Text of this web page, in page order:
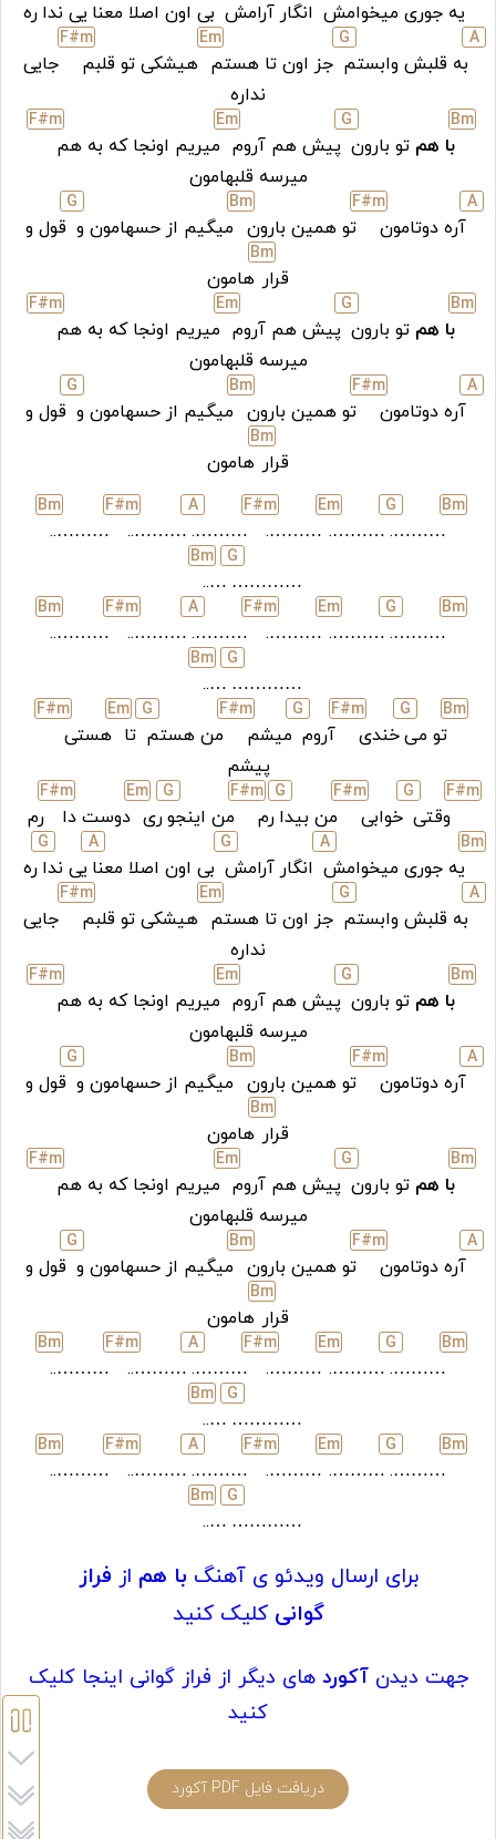
یه جوری میخوامش انگار آرامش بی اون اصلا معنا یی ندا ره
A
به قلبش وابستم
G
جز اون تا هستم
Em
هیشکی تو قلبم
F#m
جایی
نداره
Bm
با هم تو بارون
G
پیش هم آروم
Em
میریم اونجا که به هم
F#m
میرسه قلبهامون
A
آره دوتامون
F#m
تو همین بارون
Bm
میگیم از حسهامون و
G
قول و
قرار
Bm
هامون
Bm
با هم تو بارون
G
پیش هم آروم
Em
میریم اونجا که به هم
F#m
میرسه قلبهامون
A
آره دوتامون
F#m
تو همین بارون
Bm
میگیم از حسهامون و
G
قول و
قرار
Bm
هامون
Bm
……….
G
……….
Em
……….
F#m
……….
A
………..
F#m
………..
Bm
…………
G
…..
Bm
Bm
……….
G
……….
Em
……….
F#m
……….
A
………..
F#m
………..
Bm
…………
G
…..
Bm
Bm
تو می
G
خندی
F#m
آروم
G
میشم
F#m
من هستم
G
تا
Em
هستی
F#m
پیشم
F#m
وقتی
G
خوابی
F#m
من بیدا
G
رم
F#m
من اینجو
G
ری
Em
دوست دا
F#m
رم
Bm
یه جوری میخوامش
A
انگار آرامش
G
بی اون اصلا معنا
A
یی ندا
G
ره
A
به قلبش وابستم
G
جز اون تا هستم
Em
هیشکی تو قلبم
F#m
جایی
نداره
Bm
با هم تو بارون
G
پیش هم آروم
Em
میریم اونجا که به هم
F#m
میرسه قلبهامون
A
آره دوتامون
F#m
تو همین بارون
Bm
میگیم از حسهامون و
G
قول و
قرار
Bm
هامون
Bm
با هم تو بارون
G
پیش هم آروم
Em
میریم اونجا که به هم
F#m
میرسه قلبهامون
A
آره دوتامون
F#m
تو همین بارون
Bm
میگیم از حسهامون و
G
قول و
قرار
Bm
هامون
Bm
……….
G
……….
Em
……….
F#m
……….
A
………..
F#m
………..
Bm
…………
G
…..
Bm
Bm
……….
G
……….
Em
……….
F#m
……….
A
………..
F#m
………..
Bm
…………
G
…..
Bm
برای ارسال ویدئو ی آهنگبا هم از فراز
گوانی کلیک کنید
جهت دیدنآکورد های دیگر از فراز گوانی اینجا کلیک
کنید
دریافت فایل PDF آکورد